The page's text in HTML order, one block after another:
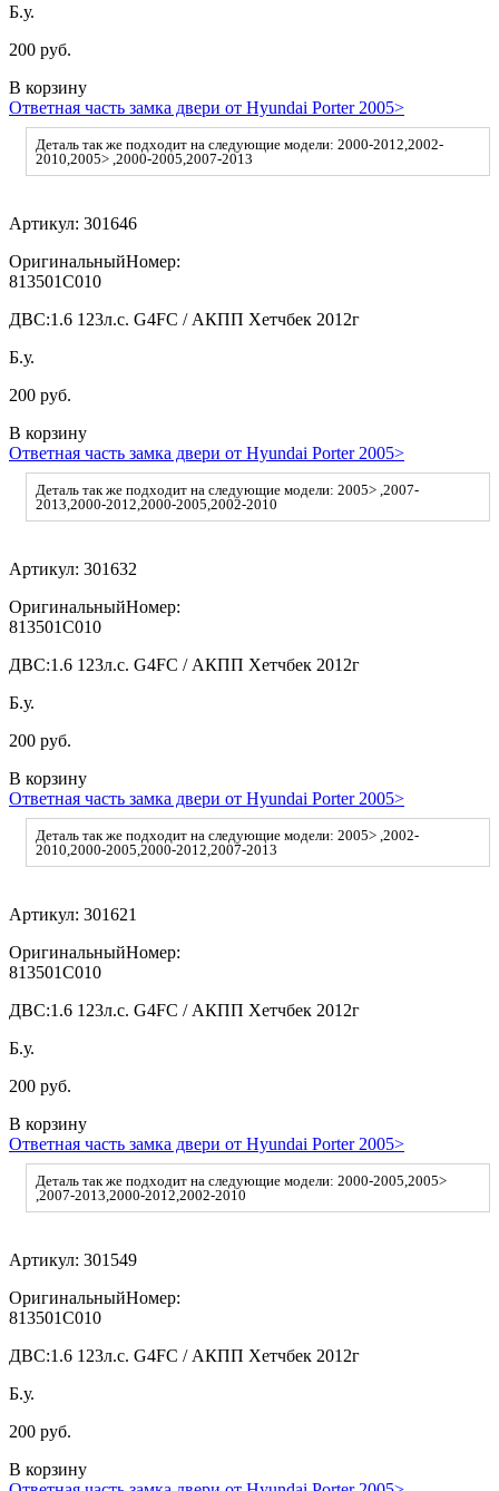
Б.у.
200 руб.
В корзину
Ответная часть замка двери от Hyundai Porter 2005>
Деталь так же подходит на следующие модели: 2000-2012,2002-
2010,2005> ,2000-2005,2007-2013
Артикул: 301646
ОригинальныйНомер:
813501C010
ДВС:1.6 123л.с. G4FC / АКПП Хетчбек 2012г
Б.у.
200 руб.
В корзину
Ответная часть замка двери от Hyundai Porter 2005>
Деталь так же подходит на следующие модели: 2005> ,2007-
2013,2000-2012,2000-2005,2002-2010
Артикул: 301632
ОригинальныйНомер:
813501C010
ДВС:1.6 123л.с. G4FC / АКПП Хетчбек 2012г
Б.у.
200 руб.
В корзину
Ответная часть замка двери от Hyundai Porter 2005>
Деталь так же подходит на следующие модели: 2005> ,2002-
2010,2000-2005,2000-2012,2007-2013
Артикул: 301621
ОригинальныйНомер:
813501C010
ДВС:1.6 123л.с. G4FC / АКПП Хетчбек 2012г
Б.у.
200 руб.
В корзину
Ответная часть замка двери от Hyundai Porter 2005>
Деталь так же подходит на следующие модели: 2000-2005,2005>
,2007-2013,2000-2012,2002-2010
Артикул: 301549
ОригинальныйНомер:
813501C010
ДВС:1.6 123л.с. G4FC / АКПП Хетчбек 2012г
Б.у.
200 руб.
В корзину